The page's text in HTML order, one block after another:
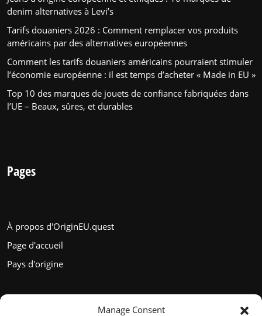
Manage Consent
denim alternatives à Levi’s
Tarifs douaniers 2026 : Comment remplacer vos produits
américains par des alternatives européennes
Comment les tarifs douaniers américains pourraient stimuler
l’économie européenne : il est temps d’acheter « Made in EU »
Top 10 des marques de jouets de confiance fabriquées dans
l’UE – Beaux, sûres, et durables
Pages
À propos d'OriginEU.quest
Page d'accueil
Pays d'origine